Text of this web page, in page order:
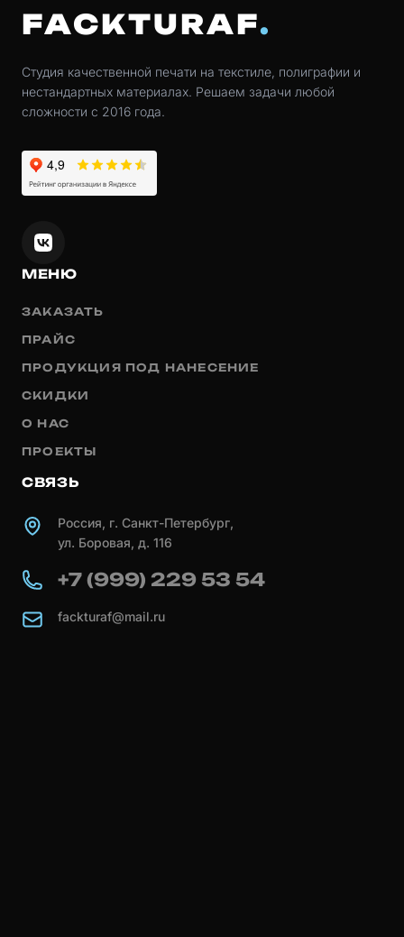
FACKTURAF
Студия качественной печати на текстиле, полиграфии и
нестандартных материалах. Решаем задачи любой
сложности с 2016 года.
МЕНЮ
ЗАКАЗАТЬ
ПРАЙС
ПРОДУКЦИЯ ПОД НАНЕСЕНИЕ
СКИДКИ
О НАС
ПРОЕКТЫ
СВЯЗЬ
Россия, г. Санкт-Петербург,
ул. Боровая, д. 116
+7 (999) 229 53 54
fackturaf@mail.ru